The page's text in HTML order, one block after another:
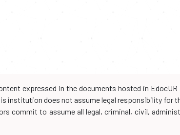
expressed in the documents hosted in
institution does not assume legal responsibility
commit to assume all legal, criminal, civil,